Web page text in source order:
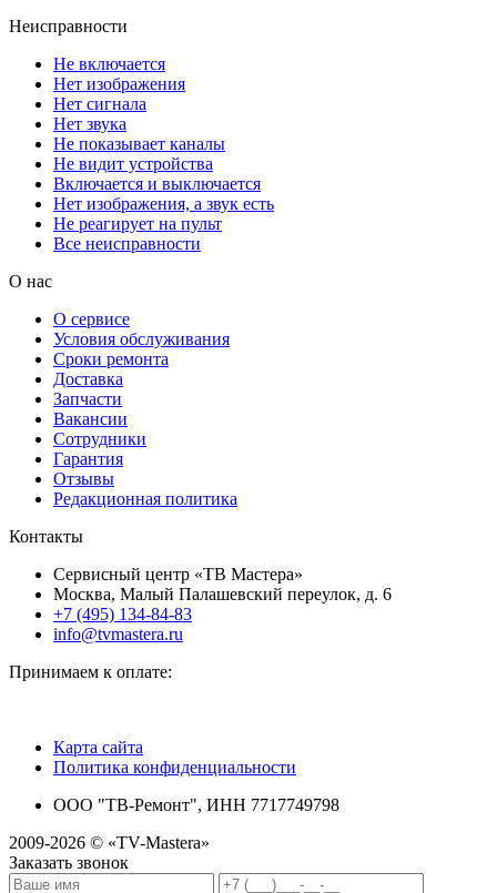
Неисправности
Не включается
Нет изображения
Нет сигнала
Нет звука
Не показывает каналы
Не видит устройства
Включается и выключается
Нет изображения, а звук есть
Не реагирует на пульт
Все неисправности
О нас
О сервисе
Условия обслуживания
Сроки ремонта
Доставка
Запчасти
Вакансии
Сотрудники
Гарантия
Отзывы
Редакционная политика
Контакты
Сервисный центр «ТВ Мастера»
Москва, Малый Палашевский переулок, д. 6
+7 (495) 134-84-83
info@tvmastera.ru
Принимаем к оплате:
Карта сайта
Политика конфиденциальности
ООО "ТВ-Ремонт", ИНН 7717749798
2009-2026 © «TV-Mastera»
Заказать звонок